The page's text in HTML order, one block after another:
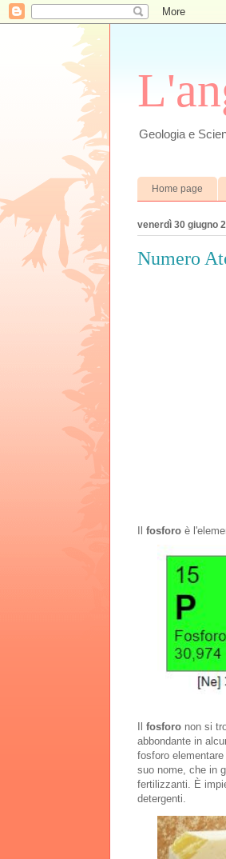
Geologia e
Home page
venerdì 30 giugno
Numero
fosforo è
fosforo non si
abbondante in
fosforo
suo nome, che in
fertilizzanti. È
detergenti.